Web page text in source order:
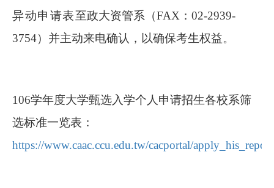
异动申请表至政大资管系（FAX ： 02-2939-
3754）并主动来电确认，以确保考生权益。
106学年度大学甄选入学个人申请招生各校系筛
选标准一览表：
https://www.caac.ccu.edu.tw/cacportal/